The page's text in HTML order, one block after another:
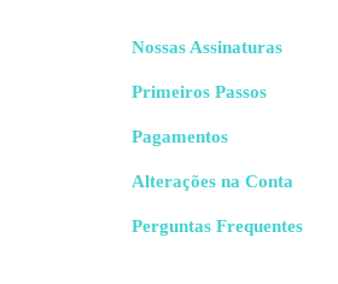
Nossas Assinaturas
Primeiros Passos
Pagamentos
Alterações na Conta
Perguntas Frequentes